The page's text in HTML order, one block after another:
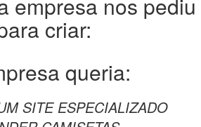
criar:
queria:
SITE ESPECIALIZADO